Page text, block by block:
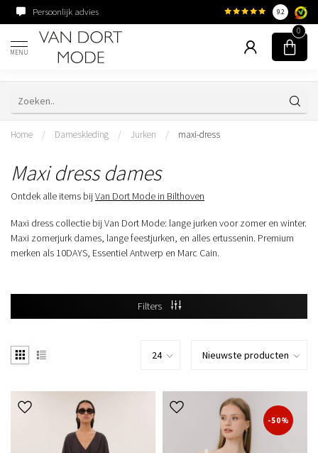
Persoonlijk advies Familiebedrijf sinds
9.2
MENU
0
Home / Dameskleding / Jurken / maxi-dress
Maxi dress dames
Ontdek alle items bij Van Dort Mode in Bilthoven
Maxi dress collectie bij Van Dort Mode: lange jurken voor zomer en winter.
Maxi zomerjurk dames, lange feestjurken, en alles ertussenin. Premium
merken als 10DAYS, Essentiel Antwerp en Marc Cain.
Filters
-50%